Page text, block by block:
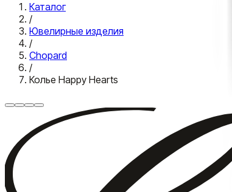
Каталог
/
Ювелирные изделия
/
Chopard
/
Колье Happy Hearts